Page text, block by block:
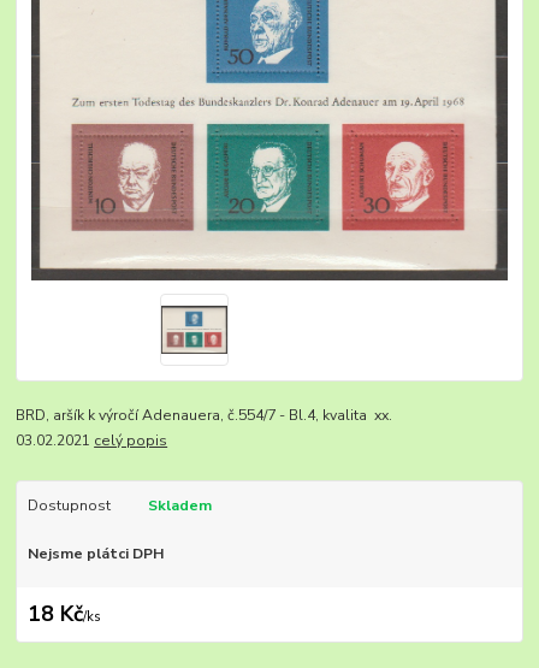
BRD, aršík k výročí Adenauera, č.554/7 - Bl.4, kvalita xx.
03.02.2021 celý popis
Dostupnost Skladem
Nejsme plátci DPH
18 Kč/ks